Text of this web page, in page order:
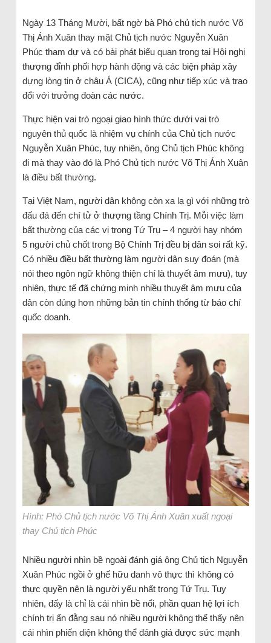
Ngày 13 Tháng Mười, bất ngờ bà Phó chủ tịch nước Võ
Thị Ánh Xuân thay mặt Chủ tịch nước Nguyễn Xuân
Phúc tham dự và có bài phát biểu quan trọng tại Hội nghị
thượng đỉnh phối hợp hành động và các biện pháp xây
dựng lòng tin ở châu Á (CICA), cũng như tiếp xúc và trao
đổi với trưởng đoàn các nước.
Thực hiện vai trò ngoại giao hình thức dưới vai trò
nguyên thủ quốc là nhiệm vụ chính của Chủ tịch nước
Nguyễn Xuân Phúc, tuy nhiên, ông Chủ tịch Phúc không
đi mà thay vào đó là Phó Chủ tịch nước Võ Thị Ánh Xuân
là điều bất thường.
Tại Việt Nam, người dân không còn xa lạ gì với những trò
đấu đá đến chí tử ở thượng tầng Chính Trị. Mỗi việc làm
bất thường của các vị trong Tứ Trụ – 4 người hay nhóm
5 người chủ chốt trong Bộ Chính Trị đều bị dân soi rất kỹ.
Có nhiều điều bất thường làm người dân suy đoán (mà
nói theo ngôn ngữ không thiện chí là thuyết âm mưu), tuy
nhiên, thực tế đã chứng minh nhiều thuyết âm mưu của
dân còn đúng hơn những bản tin chính thống từ báo chí
quốc doanh.
Hình: Phó Chủ tịch nước Võ Thị Ánh Xuân xuất ngoại
thay Chủ tịch Phúc
Nhiều người nhìn bề ngoài đánh giá ông Chủ tịch Nguyễn
Xuân Phúc ngồi ở ghế hữu danh vô thực thì không có
thực quyền nên là người yếu nhất trong Tứ Trụ. Tuy
nhiên, đấy là chỉ là cái nhìn bề nổi, phần quan hệ lợi ích
chính trị ẩn đằng sau nó nhiều người không thể thấy nên
cái nhìn phiến diện không thể đánh giá được sức mạnh